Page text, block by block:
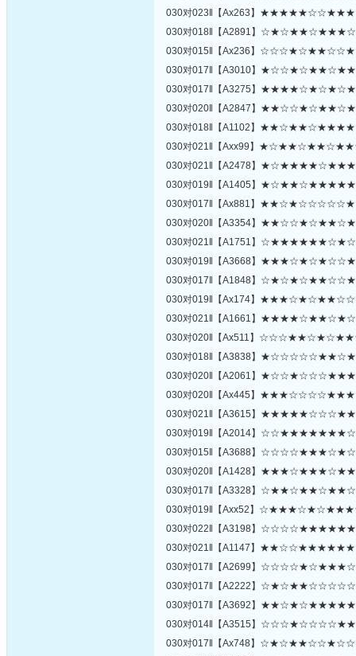
030对023‖【Ax263】
030对018‖【A2891】
030对015‖【Ax236】
030对017‖【A3010】
030对017‖【A3275】
030对020‖【A2847】
030对018‖【A1102】
030对021‖【Axx99】
030对021‖【A2478】
030对019‖【A1405】
030对017‖【Ax881】
030对020‖【A3354】
030对021‖【A1751】
030对019‖【A3668】
030对017‖【A1848】
030对019‖【Ax174】
030对021‖【A1661】
030对020‖【Ax511】
030对018‖【A3838】
030对020‖【A2061】
030对020‖【Ax445】
030对021‖【A3615】
030对019‖【A2014】
030对015‖【A3688】
030对020‖【A1428】
030对017‖【A3328】
030对019‖【Axx52】
030对022‖【A3198】
030对021‖【A1147】
030对017‖【A2699】
030对017‖【A2222】
030对017‖【A3692】
030对014‖【A3515】
030对017‖【Ax748】